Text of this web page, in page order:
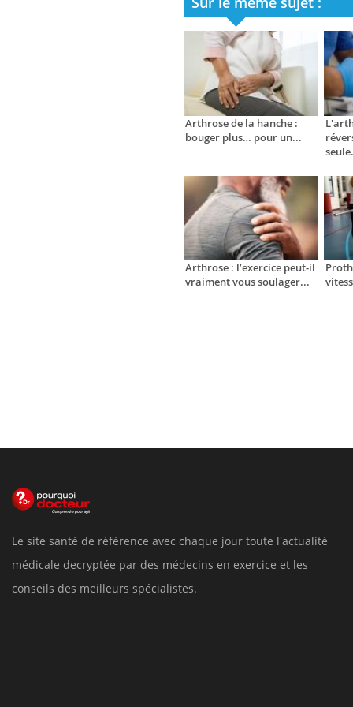
Arthrose de la hanche :
bouger plus… pour un...
Arthrose : l’exercice peut-il
vraiment vous soulager...
Le site santé de référence avec chaque jour toute l'actualité
médicale decryptée par des médecins en exercice et les
conseils des meilleurs spécialistes.